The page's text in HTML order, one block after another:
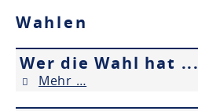
Wahlen
Wer die Wahl hat ...
Mehr …